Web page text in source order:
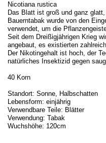
Nicotiana rustica
Das Blatt ist groß und ganz
Bauerntabak wurde von den
verwendet, um die
Seit dem Dreißigjährigen Krieg
angebaut, es existierten
Der Nikotingehalt ist hoch, der
natürliches Insektizid gegen
40 Korn
Standort: Sonne, Halbschatten
Lebensform: einjährig
Verwendbare Teile: Blätter
Verwendung: Tabak
Wuchshöhe: 120cm